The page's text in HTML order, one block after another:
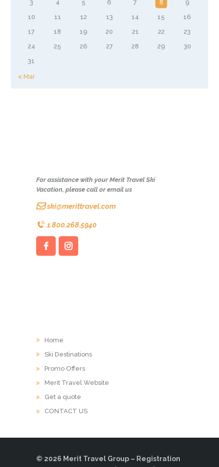
3
4 5 6 7 8
9
10
11 12 13 14 15
16
17
18 19 20 21 22
23
24
25 26 27 28 29
30
31
« Mar
For assistance with your Merit Travel Ski
Vacation, please call or email us
ski@merittravel.com
1.800.268.5940
Home
Ski Destinations
Promo Offers
Merit Travel Website
Get a quote
CONTACT US
© 2026 Merit Travel Group – Registration